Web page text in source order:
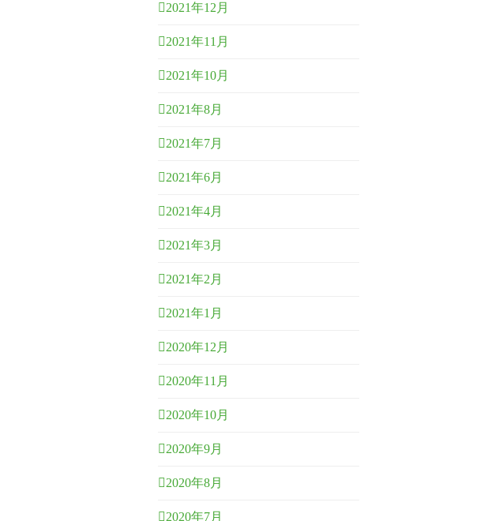
2021年12月
2021年11月
2021年10月
2021年8月
2021年7月
2021年6月
2021年4月
2021年3月
2021年2月
2021年1月
2020年12月
2020年11月
2020年10月
2020年9月
2020年8月
2020年7月